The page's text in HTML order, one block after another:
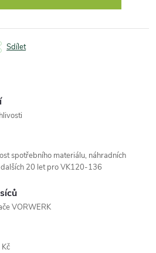
Sdílet
spotřebního materiálu, náhradních
20 let pro VK120-136
VORWERK